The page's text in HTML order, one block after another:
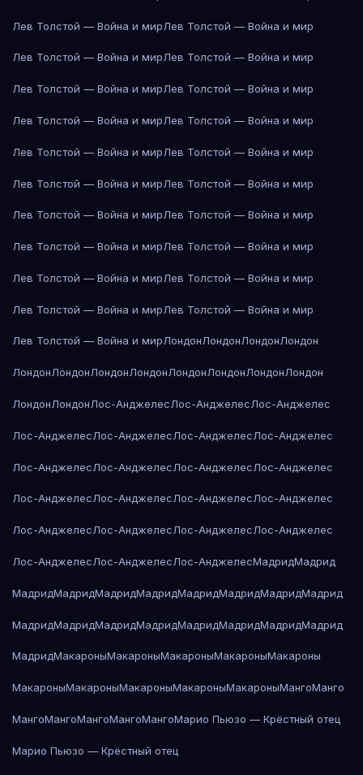
Лев Толстой — Война и мирЛев Толстой — Война и мир
Лев Толстой — Война и мирЛев Толстой — Война и мир
Лев Толстой — Война и мирЛев Толстой — Война и мир
Лев Толстой — Война и мирЛев Толстой — Война и мир
Лев Толстой — Война и мирЛев Толстой — Война и мир
Лев Толстой — Война и мирЛев Толстой — Война и мир
Лев Толстой — Война и мирЛев Толстой — Война и мир
Лев Толстой — Война и мирЛев Толстой — Война и мир
Лев Толстой — Война и мирЛев Толстой — Война и мир
Лев Толстой — Война и мирЛев Толстой — Война и мир
Лев Толстой — Война и мирЛондонЛондонЛондонЛондон
ЛондонЛондонЛондонЛондонЛондонЛондонЛондонЛондон
ЛондонЛондонЛос-АнджелесЛос-АнджелесЛос-Анджелес
Лос-АнджелесЛос-АнджелесЛос-АнджелесЛос-Анджелес
Лос-АнджелесЛос-АнджелесЛос-АнджелесЛос-Анджелес
Лос-АнджелесЛос-АнджелесЛос-АнджелесЛос-Анджелес
Лос-АнджелесЛос-АнджелесЛос-АнджелесЛос-Анджелес
Лос-АнджелесЛос-АнджелесЛос-АнджелесМадридМадрид
МадридМадридМадридМадридМадридМадридМадридМадрид
МадридМадридМадридМадридМадридМадридМадридМадрид
МадридМакароныМакароныМакароныМакароныМакароны
МакароныМакароныМакароныМакароныМакароныМангоМанго
МангоМангоМангоМангоМангоМарио Пьюзо — Крёстный отец
Марио Пьюзо — Крёстный отец